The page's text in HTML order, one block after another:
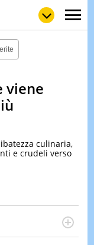
LOLGULP
WOW
POP
QUIZ
TEST
viene
culinaria,
e crudeli verso
Management